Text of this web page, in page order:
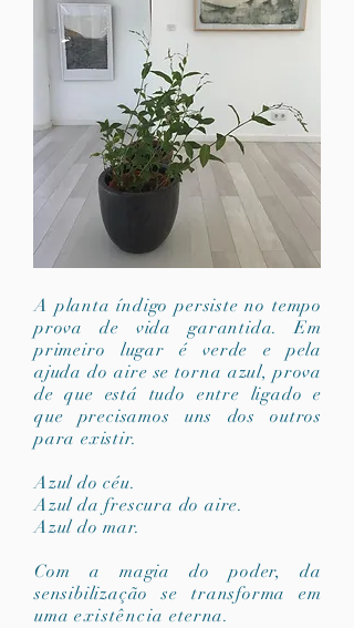
A planta índigo persiste no tempo
prova de vida garantida. Em
primeiro lugar é verde e pela
ajuda do aire se torna azul, prova
de que está tudo entre ligado e
que precisamos uns dos outros
para existir.
Azul do céu.
Azul da frescura do aire.
Azul do mar.
Com a magia do poder, da
sensibilização se transforma em
umaexistência eterna.